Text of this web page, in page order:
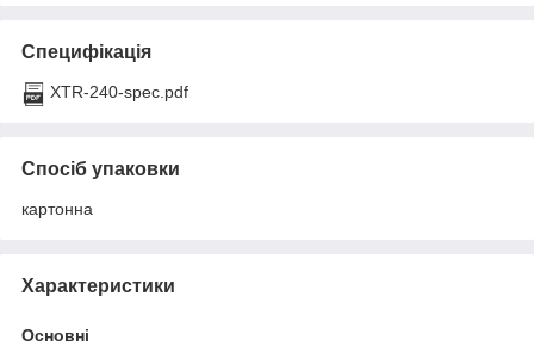
Специфікація
XTR-240-spec.pdf
Спосіб упаковки
картонна
Характеристики
Основні